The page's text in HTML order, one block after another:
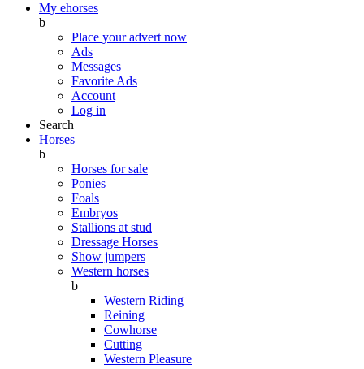
My ehorses
b
Place your advert now
Ads
Messages
Favorite Ads
Account
Log in
Search
Horses
b
Horses for sale
Ponies
Foals
Embryos
Stallions at stud
Dressage Horses
Show jumpers
Western horses
b
Western Riding
Reining
Cowhorse
Cutting
Western Pleasure